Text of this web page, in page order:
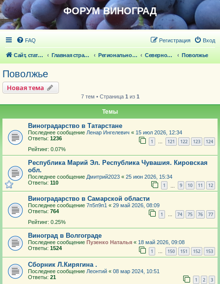
ФОРУМ ВИНОГРАД
FAQ Вход
Регистрация
Сайт, статьи Главная страница Региональное виноградарство Северное виноградарство Поволжье
Поволжье
Новая тема
7 тем • Страница 1 из 1
Темы
Виноградарство в Татарстане
Последнее сообщение Ленар Ингелевич « 15 июл 2026, 12:34
Ответы: 1236 1 … 121 122 123 124
Рейтинг: 0.07%
Республика Марий Эл. Республика Чувашия. Кировская
обл.
Последнее сообщение Дмитрий2023 « 25 июн 2026, 15:34
Ответы: 110 1 9 10 11 12
Виноградарство в Самарской области
Последнее сообщение 7п5п9п1 « 29 май 2026, 08:09
Ответы: 764 1 … 74 75 76 77
Рейтинг: 0.25%
Виноград в Волгограде
Последнее сообщение Пузенко Наталья « 18 май 2026, 09:08
Ответы: 1524 1 … 150 151 152 153
Сборник Л.Кирягина .
Последнее сообщение Леонтий « 08 мар 2024, 10:51
Ответы: 21 1 2 3